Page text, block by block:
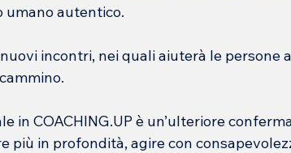
umano autentico.
incontri, nei quali aiuterà le persone
in COACHING.UP è un’ulteriore
più in profondità, agire con